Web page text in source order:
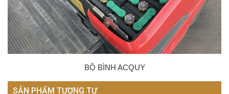
BỘ BÌNH ACQUY
SẢN PHẨM TƯƠNG TỰ